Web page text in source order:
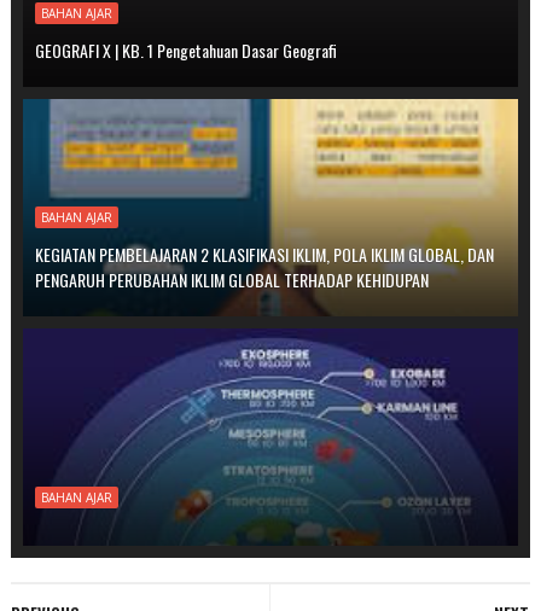
BAHAN AJAR
GEOGRAFI X | KB. 1 Pengetahuan Dasar Geografi
BAHAN AJAR
KEGIATAN PEMBELAJARAN 2 KLASIFIKASI IKLIM, POLA IKLIM GLOBAL, DAN
PENGARUH PERUBAHAN IKLIM GLOBAL TERHADAP KEHIDUPAN
BAHAN AJAR